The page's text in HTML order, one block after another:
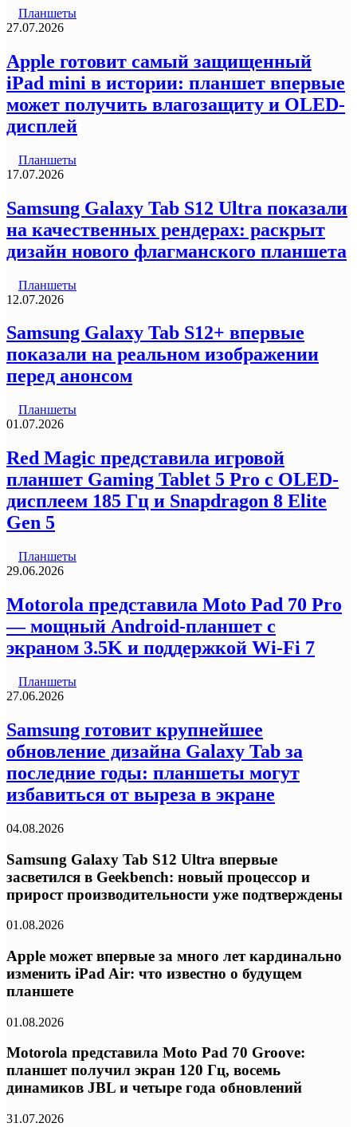
Планшеты
27.07.2026
Apple готовит самый защищенный
iPad mini в истории: планшет впервые
может получить влагозащиту и OLED-
дисплей
Планшеты
17.07.2026
Samsung Galaxy Tab S12 Ultra показали
на качественных рендерах: раскрыт
дизайн нового флагманского планшета
Планшеты
12.07.2026
Samsung Galaxy Tab S12+ впервые
показали на реальном изображении
перед анонсом
Планшеты
01.07.2026
Red Magic представила игровой
планшет Gaming Tablet 5 Pro с OLED-
дисплеем 185 Гц и Snapdragon 8 Elite
Gen 5
Планшеты
29.06.2026
Motorola представила Moto Pad 70 Pro
— мощный Android-планшет с
экраном 3.5K и поддержкой Wi-Fi 7
Планшеты
27.06.2026
Samsung готовит крупнейшее
обновление дизайна Galaxy Tab за
последние годы: планшеты могут
избавиться от выреза в экране
04.08.2026
Samsung Galaxy Tab S12 Ultra впервые
засветился в Geekbench: новый процессор и
прирост производительности уже подтверждены
01.08.2026
Apple может впервые за много лет кардинально
изменить iPad Air: что известно о будущем
планшете
01.08.2026
Motorola представила Moto Pad 70 Groove:
планшет получил экран 120 Гц, восемь
динамиков JBL и четыре года обновлений
31.07.2026